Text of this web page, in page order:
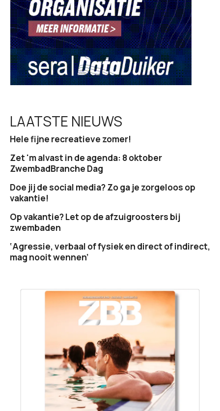
e
LAATSTE NIEUWS
Hele fijne recreatieve zomer!
Zet 'm alvast in de agenda: 8 oktober
ZwembadBranche Dag
Doe jij de social media? Zo ga je zorgeloos op
vakantie!
Op vakantie? Let op de afzuigroosters bij
zwembaden
‘Agressie, verbaal of fysiek en direct of indirect,
mag nooit wennen’